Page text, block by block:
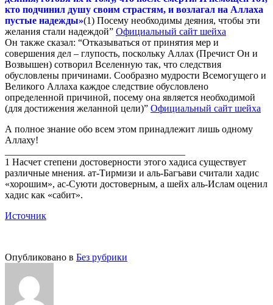
кто подчинил душу своим страстям, и возлагал на Аллаха
пустые надежды»(1) Посему необходимы деяния, чтобы эти
желания стали надеждой” Официальный сайт шейха
Он также сказал: “Отказываться от принятия мер и
совершения дел – глупость, поскольку Аллах (Пречист Он и
Возвышен) сотворил Вселенную так, что следствия
обусловлены причинами. Сообразно мудрости Всемогущего и
Великого Аллаха каждое следствие обусловлено
определенной причиной, посему она является необходимой
(для достижения желанной цели)” Официальный сайт шейха
А полное знание обо всем этом принадлежит лишь одному
Аллаху!
1 Насчет степени достоверности этого хадиса существует
различные мнения. ат-Тирмизи и аль-Багъави считали хадис
«хорошим», ас-Суюти достоверным, а шейх аль-Ислам оценил
хадис как «сабит».
Источник
Опубликовано в Без рубрики